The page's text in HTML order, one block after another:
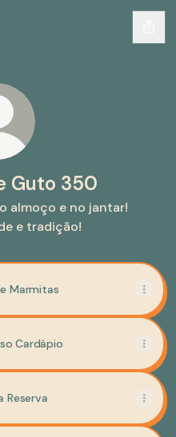
Guto 350
almoço e no jantar!
e tradição!
Marmitas
Cardápio
Reserva